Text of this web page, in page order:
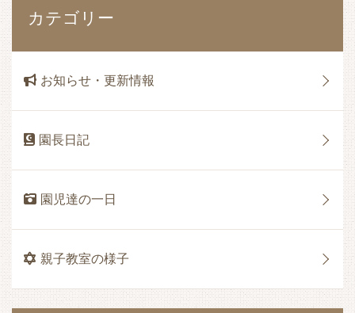
カテゴリー
お知らせ・更新情報
園長日記
園児達の一日
親子教室の様子